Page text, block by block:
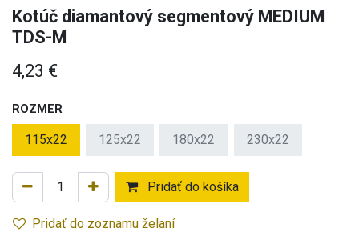
Kotúč diamantový segmentový MEDIUM
TDS-M
4,23 €
ROZMER
115x22 125x22 180x22 230x22
Pridať do košíka
Pridať do zoznamu želaní